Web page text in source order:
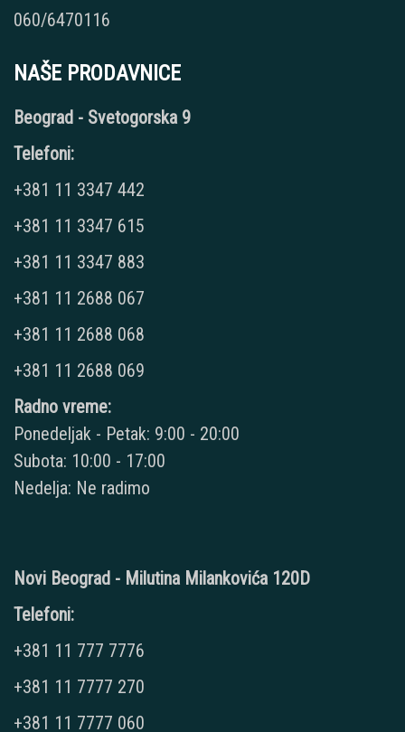
060/6470116
NAŠE PRODAVNICE
Beograd - Svetogorska 9
Telefoni:
+381 11 3347 442
+381 11 3347 615
+381 11 3347 883
+381 11 2688 067
+381 11 2688 068
+381 11 2688 069
Radno vreme:
Ponedeljak - Petak: 9:00 - 20:00
Subota: 10:00 - 17:00
Nedelja: Ne radimo
Novi Beograd - Milutina Milankovića 120D
Telefoni:
+381 11 777 7776
+381 11 7777 270
+381 11 7777 060